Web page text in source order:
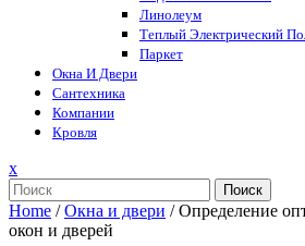
Линолеум
Теплый Электрический
Паркет
Окна И Двери
Сантехника
Компании
Кровля
xЗакрыть
меню
Поиск
Home /Окна и двери /Определение
окон и дверей